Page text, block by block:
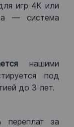
игр 4К или
— система
нашими
под
до 3 лет.
переплат за